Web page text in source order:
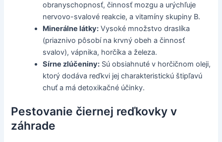
obranyschopnosť, činnosť mozgu a urýchľuje
nervovo-svalové reakcie, a vitamíny skupiny B.
Minerálne látky: Vysoké množstvo draslíka
(priaznivo pôsobí na krvný obeh a činnosť
svalov), vápnika, horčíka a železa.
Sírne zlúčeniny: Sú obsiahnuté v horčičnom oleji,
ktorý dodáva reďkvi jej charakteristickú štipľavú
chuť a má detoxikačné účinky.
Pestovanie čiernej reďkovky v
záhrade